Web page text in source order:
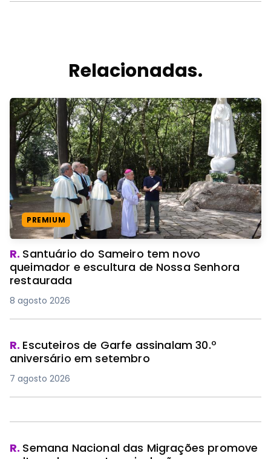
Relacionadas.
PREMIUM
R. Santuário do Sameiro tem novo
queimador e escultura de Nossa Senhora
restaurada
8 agosto 2026
R. Escuteiros de Garfe assinalam 30.º
aniversário em setembro
7 agosto 2026
R. Semana Nacional das Migrações promove